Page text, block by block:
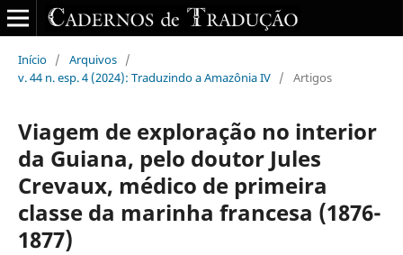
Início / Arquivos /
v. 44 n. esp. 4 (2024): Traduzindo a Amazônia IV / Artigos
Viagem de exploração no interior
da Guiana, pelo doutor Jules
Crevaux, médico de primeira
classe da marinha francesa (1876-
1877)